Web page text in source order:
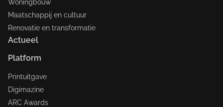
Woningbouw
Maatschappij en cultuur
Renovatie en transformatie
Actueel
Platform
Printuitgave
Digimazine
ARC Awards